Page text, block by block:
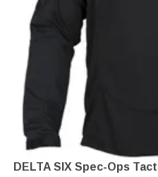
DELTA SIX Spec-Ops